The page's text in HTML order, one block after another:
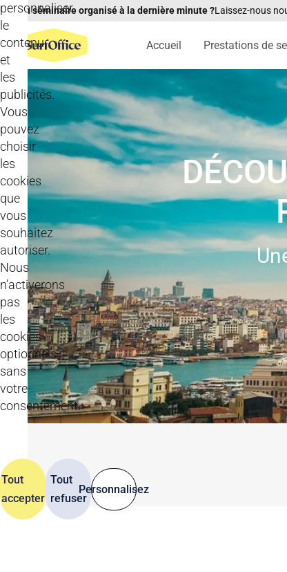
personnaliser
le
contenu
et
les
publicités.
Vous
pouvez
choisir
les
cookies
que
vous
souhaitez
autoriser.
Nous
n’activerons
pas
les
cookies
optionnels
sans
votre
consentement.
Tout
accepter
Tout
refuser
Personnalisez
Un séminaire organisé à la dernière minute ?Laissez-nous
Accueil Prestations de